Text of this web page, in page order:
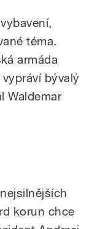
téma.
armáda
bývalý
Waldemar
korun chce